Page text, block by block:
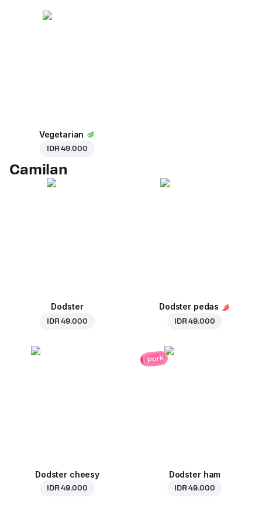
Vegetarian
IDR 49.000
Camilan
Dodster
IDR 49.000
Dodster pedas
IDR 49.000
Dodster cheesy
IDR 49.000
pork
Dodster ham
IDR 49.000